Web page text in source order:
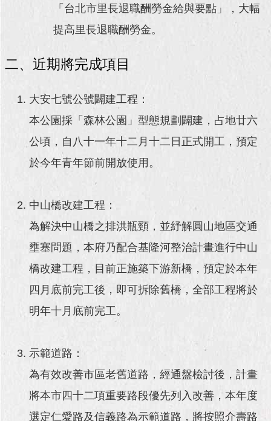
「台北市里長退職酬勞金給與要點」，大幅
提高里長退職酬勞金。
二、近期將完成項目
大安七號公號闢建工程：
本公園採「森林公園」型態規劃闢建，占地廿六
公頃，自八十一年十二月十二日正式開工，預定
於今年青年節前開放使用。
中山橋改建工程：
為解決中山橋之排洪瓶頸，並紓解圓山地區交通
壅塞問題，本府乃配合基隆河整治計畫進行中山
橋改建工程，目前正施築下游新橋，預定於本年
四月底前完工後，即可拆除舊橋，全部工程將於
明年十月底前完工。
示範道路：
為有效改善市區老舊道路，經通盤檢討後，計畫
將本市四十二項重要路段優先列入改善，本年度
選定仁愛路及信義路為示範道路，將按照介壽路